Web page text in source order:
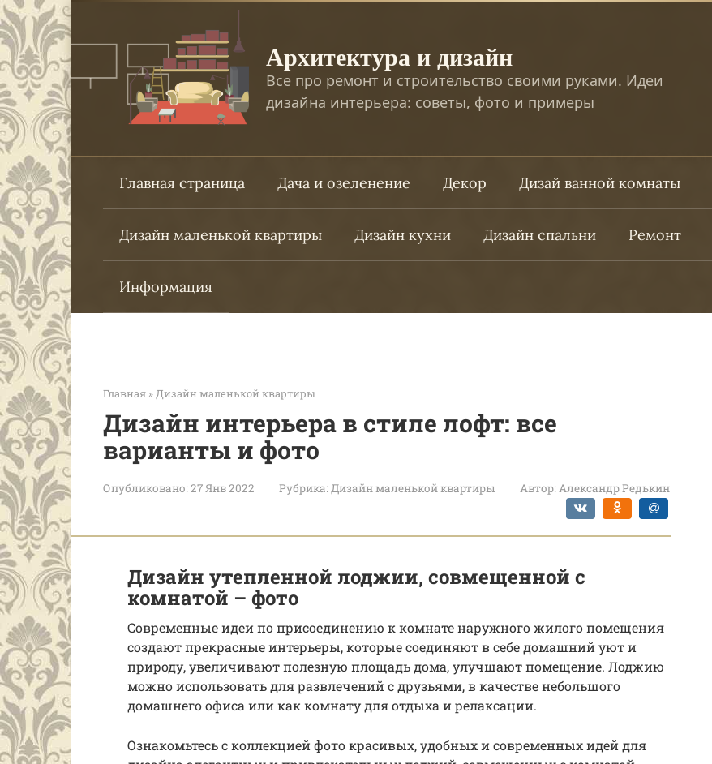
Перейти
к
контенту
Архитектура и дизайн
Все про ремонт и строительство своими руками. Идеи
дизайна интерьера: советы, фото и примеры
Главная страница Дача и озеленение Декор Дизай ванной комнаты
Дизайн маленькой квартиры Дизайн кухни Дизайн спальни Ремонт
Информация
Главная » Дизайн маленькой квартиры
Дизайн интерьера в стиле лофт: все
варианты и фото
Опубликовано:27 Янв 2022 Рубрика:Дизайн маленькой квартиры Автор:Александр Редькин
Дизайн утепленной лоджии, совмещенной с
комнатой – фото
Современные идеи по присоединению к комнате наружного жилого помещения
создают прекрасные интерьеры, которые соединяют в себе домашний уют и
природу, увеличивают полезную площадь дома, улучшают помещение. Лоджию
можно использовать для развлечений с друзьями, в качестве небольшого
домашнего офиса или как комнату для отдыха и релаксации.
Ознакомьтесь с коллекцией фото красивых, удобных и современных идей для